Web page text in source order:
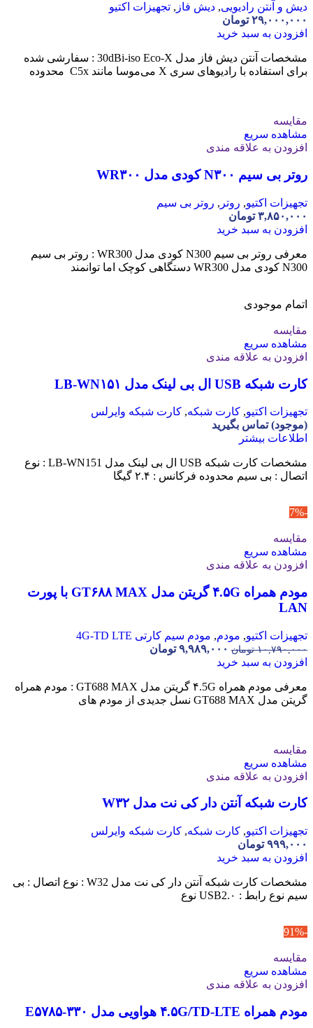
دیش و آنتن رادیویی, دیش فاز , تجهیزات اکتیو
۲۹,۰۰۰,۰۰۰ تومان
افزودن به سبد خرید
مشخصات آنتن دیش فاز مدل 30dBi-iso Eco-X : سفارشی شده
برای استفاده با رادیوهای سری X می‌موسا مانند C5x محدوده
مقایسه
مشاهده سریع
افزودن به علاقه مندی
روتر بی سیم N۳۰۰ کودی مدل WR۳۰۰
تجهیزات اکتیو, روتر , روتر بی سیم
۳,۸۵۰,۰۰۰ تومان
افزودن به سبد خرید
معرفی روتر بی سیم N300 کودی مدل WR300 : روتر بی سیم
N300 کودی مدل WR300 دستگاهی کوچک اما توانمند
اتمام موجودی
مقایسه
مشاهده سریع
افزودن به علاقه مندی
کارت شبکه USB ال بی لینک مدل LB-WN۱۵۱
تجهیزات اکتیو, کارت شبکه, کارت شبکه وایرلس
(موجود) تماس بگیرید
اطلاعات بیشتر
مشخصات کارت شبکه USB ال بی لینک مدل LB-WN151 : نوع
اتصال : بی سیم محدوده فرکانس : ۲.۴ گیگا
-7%
مقایسه
مشاهده سریع
افزودن به علاقه مندی
مودم همراه ۴.۵G گریتن مدل GT۶۸۸ MAX با پورت
LAN
تجهیزات اکتیو, مودم, مودم سیم کارتی 4G-TD LTE
۱۰,۷۹۰,۰۰۰ تومان ۹,۹۸۹,۰۰۰ تومان
افزودن به سبد خرید
معرفی مودم همراه ۴.5G گریتن مدل GT688 MAX : مودم همراه
گریتن مدل GT688 MAX نسل جدیدی از مودم‌ های
مقایسه
مشاهده سریع
افزودن به علاقه مندی
کارت شبکه آنتن دار کی نت مدل W۳۲
تجهیزات اکتیو, کارت شبکه, کارت شبکه وایرلس
۹۹۹,۰۰۰ تومان
افزودن به سبد خرید
مشخصات کارت شبکه آنتن دار کی نت مدل W32 : نوع اتصال : بی
سیم نوع رابط : USB2.۰ نوع
-91%
مقایسه
مشاهده سریع
افزودن به علاقه مندی
مودم همراه ۴.۵G/TD-LTE هواویی مدل E۵۷۸۵-۳۳۰